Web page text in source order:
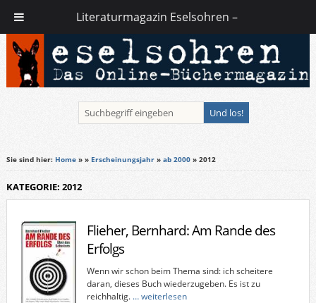
Sie sind hier: Home» » Erscheinungsjahr» ab 2000» 2012
KATEGORIE: 2012
Flieher, Bernhard: Am Rande des
Erfolgs
Wenn wir schon beim Thema sind: ich scheitere
daran, dieses Buch wiederzugeben. Es ist zu
reichhaltig. … weiterlesen
Literaturmagazin Eselsohren –